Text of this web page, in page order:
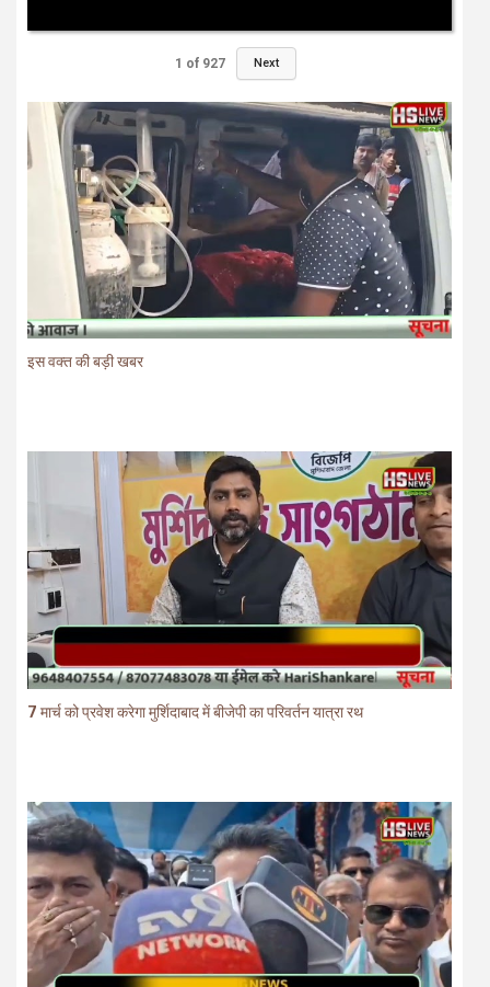
1 of 927 Next
इस वक्त की बड़ी खबर
7 मार्च को प्रवेश करेगा मुर्शिदाबाद में बीजेपी का परिवर्तन यात्रा रथ